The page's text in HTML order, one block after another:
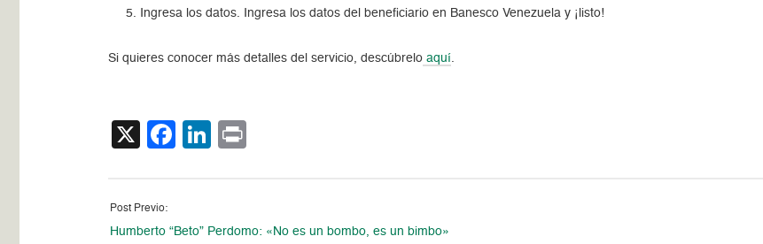
Ingresa los datos. Ingresa los datos del beneficiario en Banesco Venezuela y ¡listo!
Si quieres conocer más detalles del servicio, descúbrelo aquí
X Facebook
LinkedIn
Post Previo:
Humberto “Beto” Perdomo: «No es un bombo, es un bimbo»